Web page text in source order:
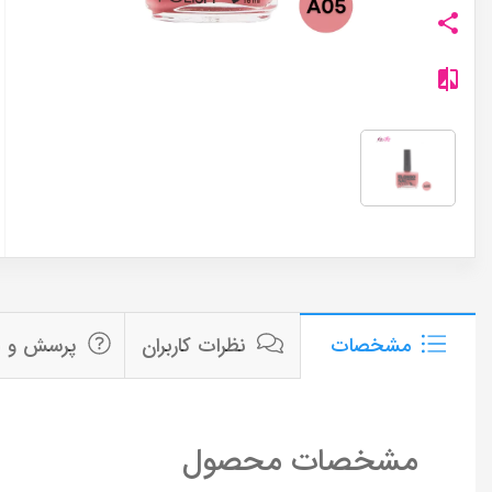
مشخصات نظرات کاربران پرسش و
مشخصات محصول